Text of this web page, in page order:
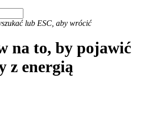
lub ESC, aby wrócić
na to, by pojawić
z energią